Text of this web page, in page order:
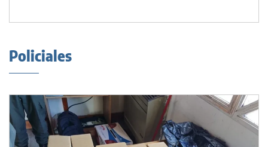
Policiales